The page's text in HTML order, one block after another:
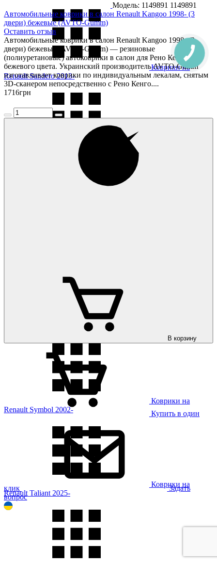
Коврики на
Renault Sandero 2013-
Renault Scenic 2 2002-2009
Коврики на
Renault Symbol 2002-
Коврики на
Renault Taliant 2025-
Модель: 1149891 1149891
Автомобильные коврики в салон Renault Kangoo 1998- (3
двери) бежевые (AVTO-Gumm)
Оставить отзыв
Автомобильные коврики в салон Renault Kangoo 1998- (3
двери) бежевые (AVTO-Gumm) — резиновые
(полиуретановые) автоковрики в салон для Рено Кенго,
бежевого цвета. Украинский производитель AVTO-Gumm
изготавливает коврики по индивидуальным лекалам, снятым
3D-сканером непосредственно с Рено Кенго....
1716грн
В корзину
Купить в один
клик
Задать
вопрос